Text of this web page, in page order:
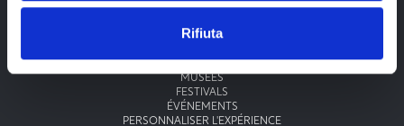
Rifiuta
Menu principale
THÉÂTRES
MUSÉES
FESTIVALS
ÉVÉNEMENTS
PERSONNALISER L'EXPÉRIENCE